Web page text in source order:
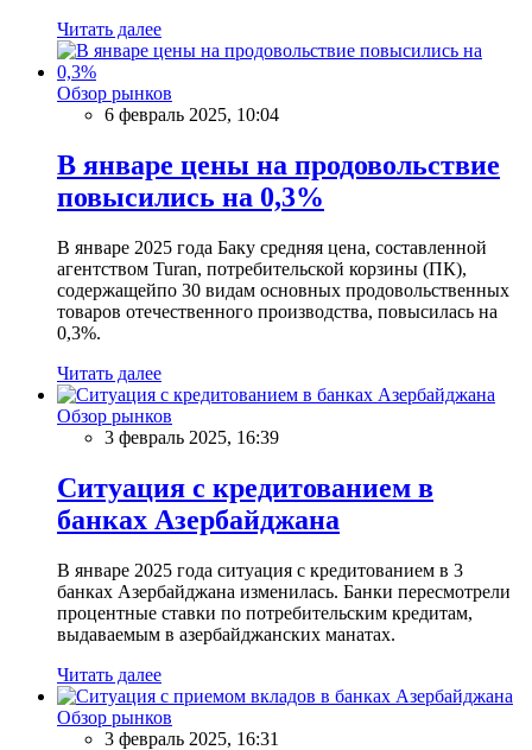
Читать далее
Обзор рынков
6 февраль 2025, 10:04
В январе цены на продовольствие
повысились на 0,3%
В январе 2025 года Баку средняя цена, составленной
агентством Turan, потребительской корзины (ПК),
содержащейпо 30 видам основных продовольственных
товаров отечественного производства, повысилась на
0,3%.
Читать далее
Обзор рынков
3 февраль 2025, 16:39
Ситуация с кредитованием в
банках Азербайджана
В январе 2025 года ситуация с кредитованием в 3
банках Азербайджана изменилась. Банки пересмотрели
процентные ставки по потребительским кредитам,
выдаваемым в азербайджанских манатах.
Читать далее
Обзор рынков
3 февраль 2025, 16:31